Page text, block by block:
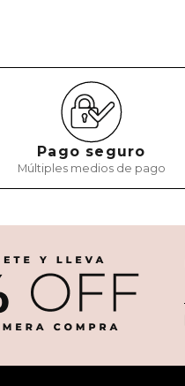
Pago seguro
Múltiples medios de pago